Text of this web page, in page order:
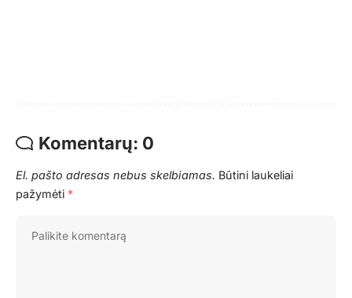
Komentarų: 0
El. pašto adresas nebus skelbiamas. Būtini laukeliai
pažymėti *